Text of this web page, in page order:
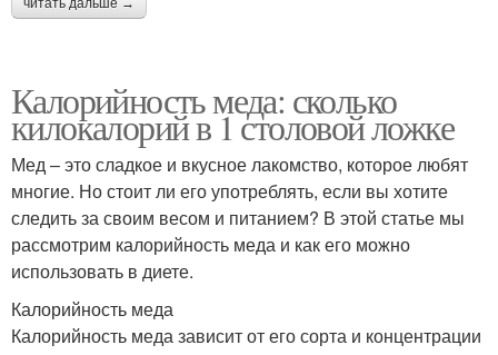
Калорийность меда: сколько
килокалорий в 1 столовой ложке
Мед – это сладкое и вкусное лакомство, которое любят
многие. Но стоит ли его употреблять, если вы хотите
следить за своим весом и питанием? В этой статье мы
рассмотрим калорийность меда и как его можно
использовать в диете.
Калорийность меда
Калорийность меда зависит от его сорта и концентрации